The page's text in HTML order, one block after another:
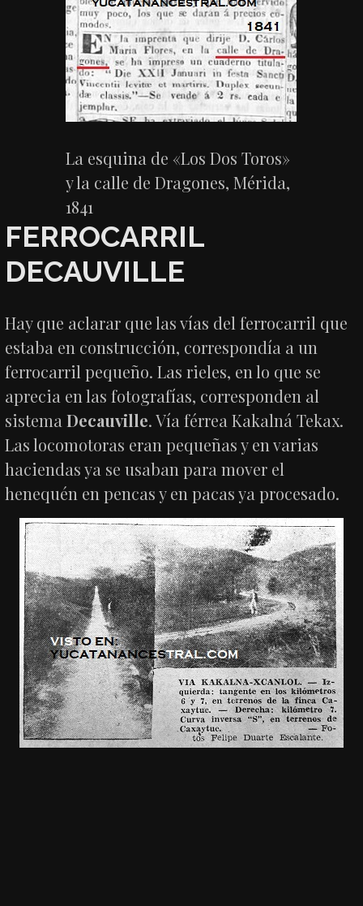
La esquina de «Los Dos Toros»
y la calle de Dragones, Mérida,
1841
FERROCARRIL
DECAUVILLE
Hay que aclarar que las vías del ferrocarril que
estaba en construcción, correspondía a un
ferrocarril pequeño. Las rieles, en lo que se
aprecia en las fotografías, corresponden al
sistemaDecauville. Vía férrea Kakalná Tekax.
Las locomotoras eran pequeñas y en varias
haciendas ya se usaban para mover el
henequén en pencas y en pacas ya procesado.